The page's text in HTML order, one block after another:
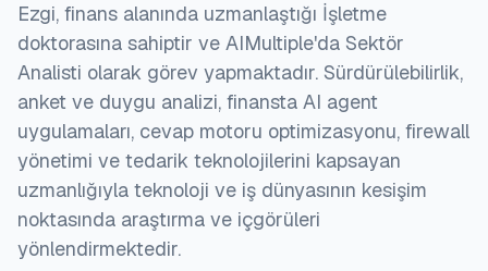
Ezgi, finans alanında uzmanlaştığı İşletme
doktorasına sahiptir ve AIMultiple'da Sektör
Analisti olarak görev yapmaktadır. Sürdürülebilirlik,
anket ve duygu analizi, finansta AI agent
uygulamaları, cevap motoru optimizasyonu, firewall
yönetimi ve tedarik teknolojilerini kapsayan
uzmanlığıyla teknoloji ve iş dünyasının kesişim
noktasında araştırma ve içgörüleri
yönlendirmektedir.